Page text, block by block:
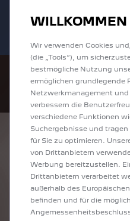
E-Autos und
2008 zu
ALLE
WILLKOMMEN
Wir verwenden Cookies
(die „Tools“), um
bestmögliche Nutzung
ermöglichen grundlegende
Netzwerkmanagement und
verbessern die
verschiedene Funktionen
Suchergebnisse und
für Sie zu optimieren.
von Drittanbietern
Werbung bereitzustellen.
Drittanbietern verarbeitet
außerhalb des
befinden und für die